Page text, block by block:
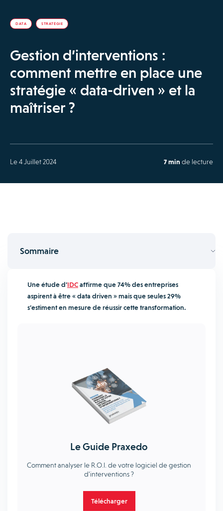
DATA STRATÉGIE
Gestion d’interventions :
comment mettre en place une
stratégie « data-driven » et la
maîtriser ?
Le 4 Juillet 2024 7 min de lecture
Sommaire
Une étude d’IDCaffirme que 74% des entreprises
aspirent à être « data driven » mais que seules 29%
s’estiment en mesure de réussir cette transformation.
Le Guide Praxedo
Comment analyser le R.O.I. de votre logiciel de gestion
d'interventions ?
Télécharger